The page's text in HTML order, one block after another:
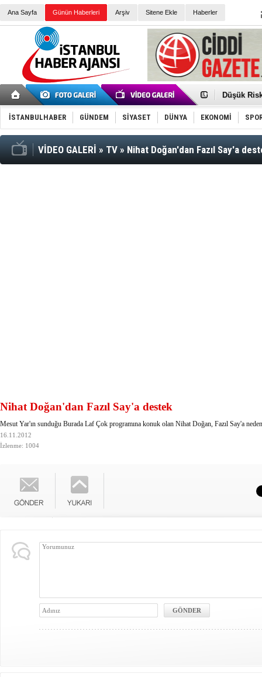
Ana Sayfa Günün Haberleri Arşiv Sitene Ekle Haberler
Düşük
Türk
Töreninde
İkinci El
Guguk
Sneaker
Erkek
İSTANBULHABER GÜNDEM SİYASET DÜNYA EKONOMİ
VİDEO GALERİ » TV » Nihat Doğan'dan Fazıl Say'a
Nihat Doğan'dan Fazıl Say'a destek
Mesut Yar'ın sunduğu Burada Laf Çok programına konuk olan Nihat Doğan, Fazıl Say'a
16.11.2012
İzlenme: 1004